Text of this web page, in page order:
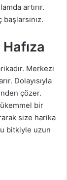
artırır.
Merkezi
Dolayısıyla
çözer.
bir
size harika
bitkiyle uzun